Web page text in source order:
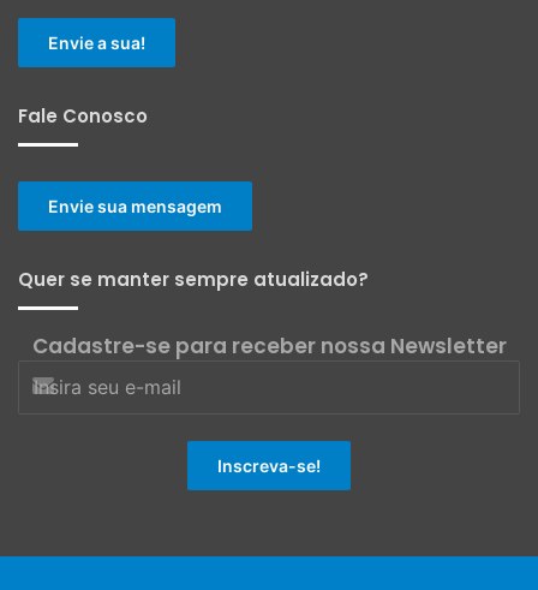
Envie a sua!
Fale Conosco
Envie sua mensagem
Quer se manter sempre atualizado?
Cadastre-se para receber nossa Newsletter